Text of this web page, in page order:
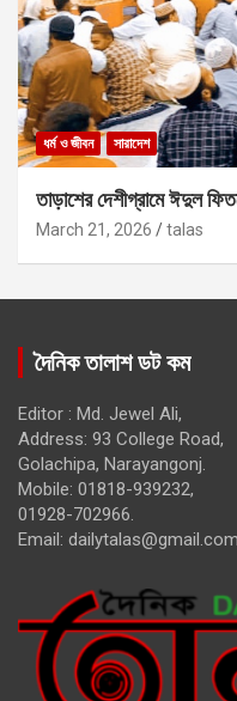
ধর্ম ও জীবন সারাদেশ
তাড়াশের দেশীগ্রামে ঈদুল
March 21, 2026 talas
দৈনিক তালাশ ডট কম
Editor : Md. Jewel Ali,
Address: 93 College Road,
Golachipa, Narayangonj.
Mobile: 01818-939232,
01928-702966.
Email: dailytalas@gmail.com